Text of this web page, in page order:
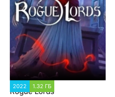
2022 1.32 ГБ
Rogue Lords